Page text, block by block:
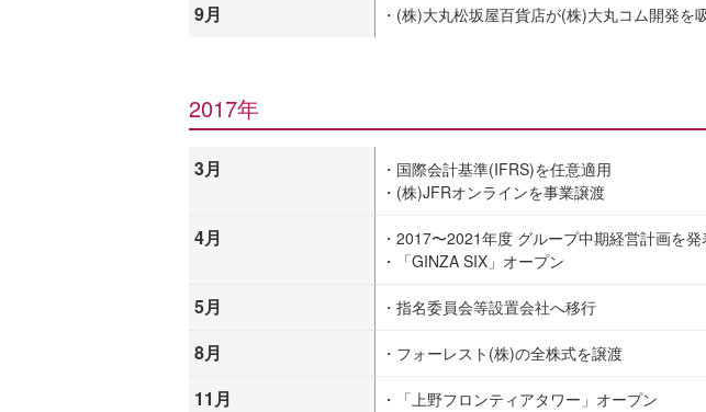
9月 ・(株)大丸松坂屋百貨店が(株)大丸コム開発を
2017年
3月
・国際会計基準(IFRS)を任意適用
・(株)JFRオンラインを事業譲渡
4月
・2017〜2021年度 グループ中期経営計画を発
・「GINZA SIX」オープン
5月 ・指名委員会等設置会社へ移行
8月 ・フォーレスト(株)の全株式を譲渡
11月 ・「上野フロンティアタワー」オープン